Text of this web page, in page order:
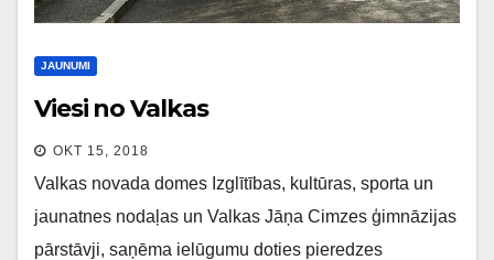
JAUNUMI
Viesi no Valkas
OKT 15, 2018
Valkas novada domes Izglītības, kultūras, sporta un
jaunatnes nodaļas un Valkas Jāņa Cimzes ģimnāzijas
pārstāvji, saņēma ielūgumu doties pieredzes